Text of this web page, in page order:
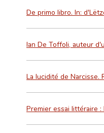
De primo libro. In:
Ian De Toffoli, auteur
La lucidité de Narcisse.
Premier essai littéraire